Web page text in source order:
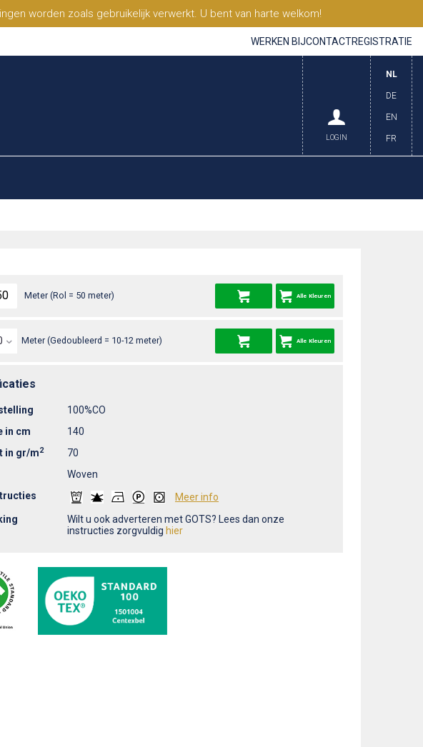
worden zoals gebruikelijk verwerkt. U bent van harte welkom!
WERKEN BIJCONTACTREGISTRATIE
NL
DE
EN
FR
LOGIN
Meter (Rol = 50 meter) Alle Kleuren
Meter (Gedoubleerd = 10-12 meter) Alle Kleuren
100%CO
in cm
140
in gr/m2
70
Woven
Meer info
Wilt u ook adverteren met GOTS? Lees dan onze
instructies zorgvuldig hier